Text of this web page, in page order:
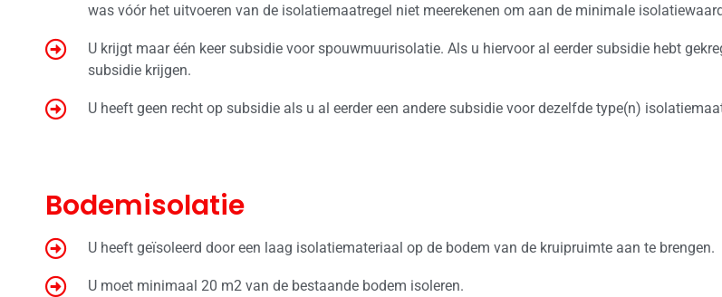
was vóór het uitvoeren van de isolatiemaatregel niet meerekenen om aan de minimale
U krijgt maar één keer subsidie voor spouwmuurisolatie. Als u hiervoor al eerder subsidie hebt
subsidie krijgen.
U heeft geen recht op subsidie als u al eerder een andere subsidie voor dezelfde type(n)
Bodemisolatie
U heeft geïsoleerd door een laag isolatiemateriaal op de bodem van de kruipruimte aan te brengen.
U moet minimaal 20 m2 van de bestaande bodem isoleren.